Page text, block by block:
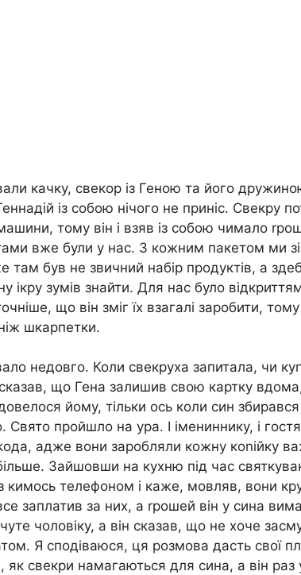
качку, свекор із Геною та його
із собою нічого не приніс. Свекру
тому він і взяв із собою чимало
вже були у нас. З кожним пакетом ми
там був не звичний набір продуктів, а
ікру зумів знайти. Для нас було
що він зміг їх взагалі заробити,
шкарпетки.
недовго. Коли свекруха запитала, чи
що Гена залишив свою картку
йому, тільки ось коли син
Свято пройшло на ура. І імениннику, і
адже вони заробляли кожну коnійку
Зайшовши на кухню під час
кимось телефоном і каже, мовляв, вони
заплатив за них, а rрошей він у сина
чоловіку, а він сказав, що не хоче
Я сподіваюся, ця розмова дасть свої
як свекри намагаються для сина, а він раз